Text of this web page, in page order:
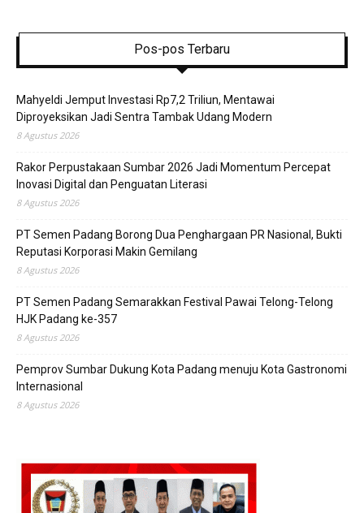
Pos-pos Terbaru
Mahyeldi Jemput Investasi Rp7,2 Triliun, Mentawai
Diproyeksikan Jadi Sentra Tambak Udang Modern
8 Agustus 2026
Rakor Perpustakaan Sumbar 2026 Jadi Momentum Percepat
Inovasi Digital dan Penguatan Literasi
8 Agustus 2026
PT Semen Padang Borong Dua Penghargaan PR Nasional, Bukti
Reputasi Korporasi Makin Gemilang
8 Agustus 2026
PT Semen Padang Semarakkan Festival Pawai Telong-Telong
HJK Padang ke-357
8 Agustus 2026
Pemprov Sumbar Dukung Kota Padang menuju Kota Gastronomi
Internasional
8 Agustus 2026